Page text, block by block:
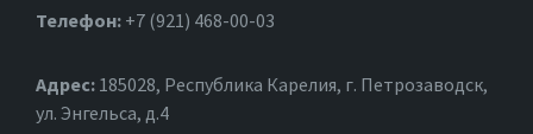
Телефон: +7 (921) 468-00-03
Адрес: 185028, Республика Карелия, г. Петрозаводск,
ул. Энгельса, д.4